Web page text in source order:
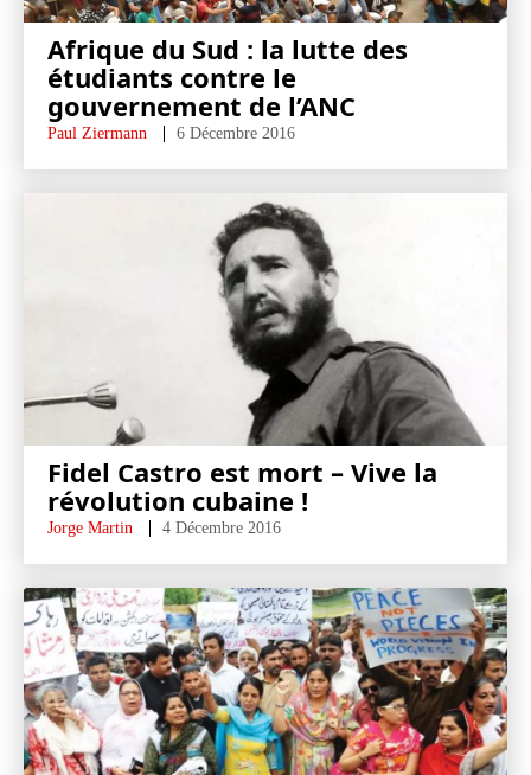
Afrique du Sud : la lutte des
étudiants contre le
gouvernement de l’ANC
Paul Ziermann 6 Décembre 2016
Fidel Castro est mort – Vive la
révolution cubaine !
Jorge Martin 4 Décembre 2016